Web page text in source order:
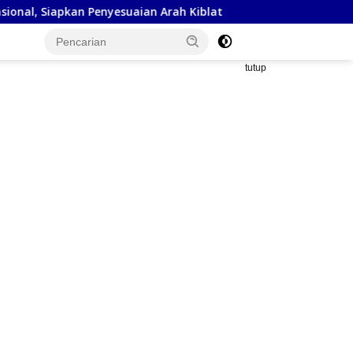
Arah Kiblat Kejaksaan Negeri Sumbawa Barat dan
tutup